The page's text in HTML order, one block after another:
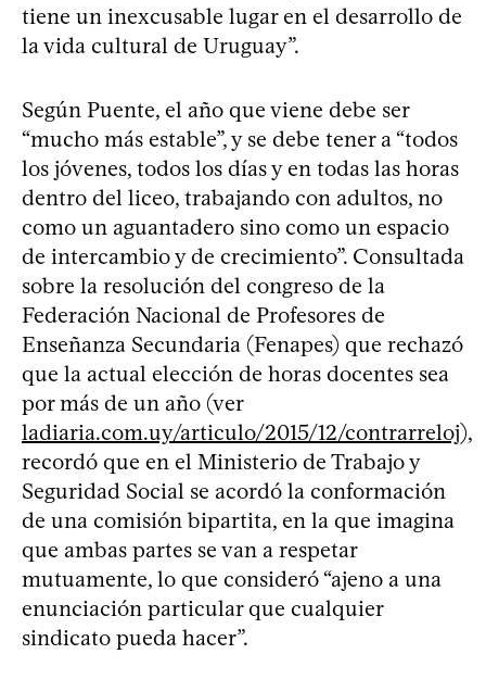
tiene un inexcusable lugar en el desarrollo de
la vida cultural de Uruguay”.
Según Puente, el año que viene debe ser
“mucho más estable”, y se debe tener a “todos
los jóvenes, todos los días y en todas las horas
dentro del liceo, trabajando con adultos, no
como un aguantadero sino como un espacio
de intercambio y de crecimiento”. Consultada
sobre la resolución del congreso de la
Federación Nacional de Profesores de
Enseñanza Secundaria (Fenapes) que rechazó
que la actual elección de horas docentes sea
por más de un año (ver
ladiaria.com.uy/articulo/2015/12/contrarreloj),
recordó que en el Ministerio de Trabajo y
Seguridad Social se acordó la conformación
de una comisión bipartita, en la que imagina
que ambas partes se van a respetar
mutuamente, lo que consideró “ajeno a una
enunciación particular que cualquier
sindicato pueda hacer”.